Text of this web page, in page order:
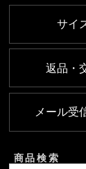
サイ
返品・
メール受
商品検索